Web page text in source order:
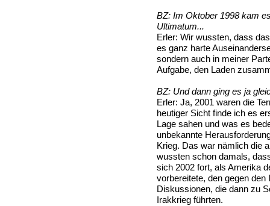
BZ: Im Oktober 1998 kam
Ultimatum...
Erler: Wir wussten, dass
es ganz harte
sondern auch in meiner
Aufgabe, den Laden
BZ: Und dann ging es ja
Erler: Ja, 2001 waren die
heutiger Sicht finde ich es
Lage sahen und was es
unbekannte
Krieg. Das war nämlich die
wussten schon damals,
sich 2002 fort, als Amerika
vorbereitete, den gegen
Diskussionen, die dann zu
Irakkrieg führten.